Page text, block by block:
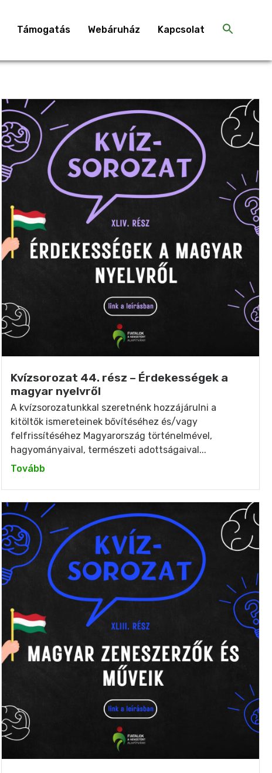
Támogatás Webáruház Kapcsolat
Kvízsorozat 44. rész – Érdekességek a
magyar nyelvről
A kvízsorozatunkkal szeretnénk hozzájárulni a
kitöltők ismereteinek bővítéséhez és/vagy
felfrissítéséhez Magyarország történelmével,
hagyományaival, természeti adottságaival...
Tovább